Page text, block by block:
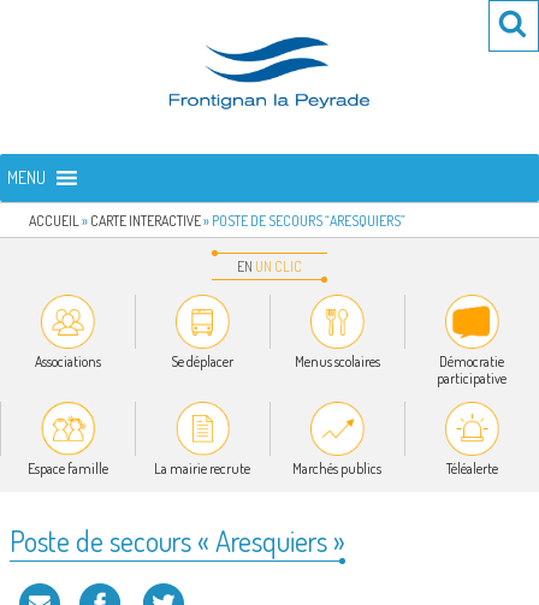
FRONTIGNAN LA PEYRADE
MENU
ACCUEIL » CARTE INTERACTIVE» POSTE DE SECOURS “ARESQUIERS”
EN UN CLIC
Associations Se déplacer Menus scolaires
Démocratie
participative
Espace famille La mairie recrute Marchés publics Téléalerte
Poste de secours « Aresquiers »